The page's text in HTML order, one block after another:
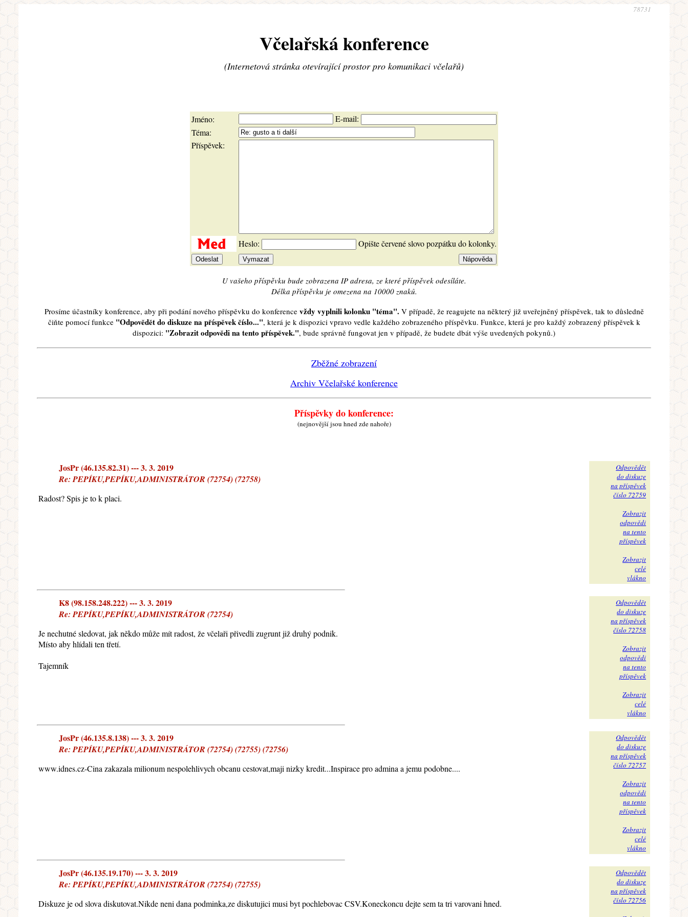
78731
Včelařská konference
(Internetová stránka otevírající prostor pro komunikaci včelařů)
Jméno:
E-mail:
Téma:
Příspěvek:
Heslo: Opište červené slovo pozpátku do kolonky.
U vašeho příspěvku bude zobrazena IP adresa, ze které příspěvek odesíláte.
Délka příspěvku je omezena na 10000 znaků.
Prosíme účastníky konference, aby při podání nového příspěvku do konference vždy vyplnili kolonku "téma". V případě, že reagujete na některý již uveřejněný příspěvek, tak to důsledně
čiňte pomocí funkce "Odpovědět do diskuze na příspěvek číslo...", která je k dispozici vpravo vedle každého zobrazeného příspěvku. Funkce, která je pro každý zobrazený příspěvek k
dispozici: "Zobrazit odpovědi na tento příspěvek.", bude správně fungovat jen v případě, že budete dbát výše uvedených pokynů.)
Zběžné zobrazení
Archiv Včelařské konference
Příspěvky do konference:
(nejnovější jsou hned zde nahoře)
JosPr (46.135.82.31) --- 3. 3. 2019
Re: PEPÍKU,PEPÍKU,ADMINISTRÁTOR (72754) (72758)
Radost? Spis je to k placi.
Odpovědět
do diskuze
na příspěvek
číslo 72759
Zobrazit
odpovědi
na tento
příspěvek
Zobrazit
celé
vlákno
K8 (98.158.248.222) --- 3. 3. 2019
Re: PEPÍKU,PEPÍKU,ADMINISTRÁTOR (72754)
Je nechutné sledovat, jak někdo může mít radost, že včelaři přivedli zugrunt již druhý podnik.
Místo aby hlídali ten třetí.
Tajemník
Odpovědět
do diskuze
na příspěvek
číslo 72758
Zobrazit
odpovědi
na tento
příspěvek
Zobrazit
celé
vlákno
JosPr (46.135.8.138) --- 3. 3. 2019
Re: PEPÍKU,PEPÍKU,ADMINISTRÁTOR (72754) (72755) (72756)
www.idnes.cz-Cina zakazala milionum nespolehlivych obcanu cestovat,maji nizky kredit...Inspirace pro admina a jemu podobne....
Odpovědět
do diskuze
na příspěvek
číslo 72757
Zobrazit
odpovědi
na tento
příspěvek
Zobrazit
celé
vlákno
JosPr (46.135.19.170) --- 3. 3. 2019
Re: PEPÍKU,PEPÍKU,ADMINISTRÁTOR (72754) (72755)
Diskuze je od slova diskutovat.Nikde neni dana podminka,ze diskutujici musi byt pochlebovac CSV.Koneckoncu dejte sem ta tri varovani hned.
Odpovědět
do diskuze
na příspěvek
číslo 72756